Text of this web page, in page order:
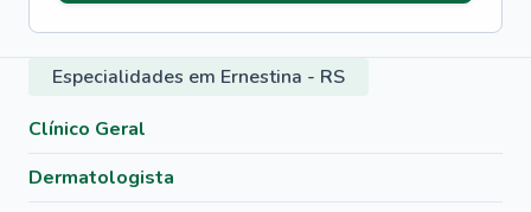
Especialidades em Ernestina - RS
Clínico Geral
Dermatologista